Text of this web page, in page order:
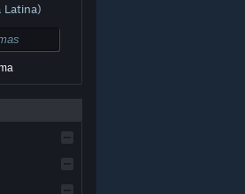
reservados.
e outros países.
Latina)